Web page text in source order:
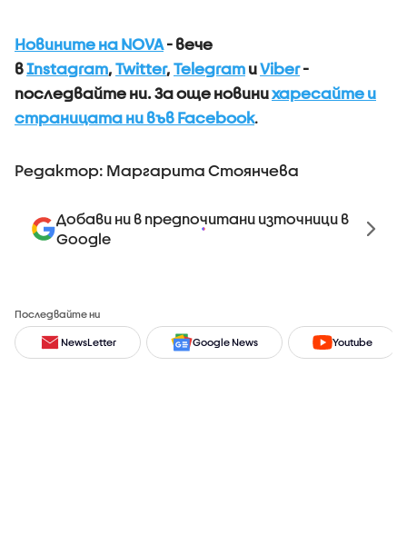
Новините на NOVA- вече
вInstagram, Twitter, Telegram иViber-
последвайте ни.За още новинихаресайте и
страницата ни във Facebook.
Редактор: Маргарита Стоянчева
Добави ни в предпочитани източници в
Google
Последвайте ни
NewsLetter Google News Youtube